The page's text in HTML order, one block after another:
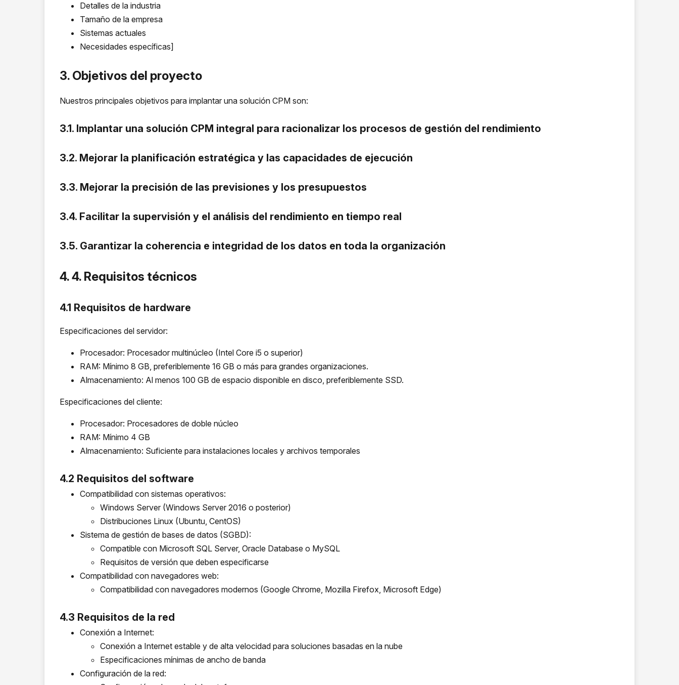
Detalles de la industria
Tamaño de la empresa
Sistemas actuales
Necesidades específicas]
3. Objetivos del proyecto
Nuestros principales objetivos para implantar una solución CPM son:
3.1. Implantar una solución CPM integral para racionalizar los procesos de gestión del rendimiento
3.2. Mejorar la planificación estratégica y las capacidades de ejecución
3.3. Mejorar la precisión de las previsiones y los presupuestos
3.4. Facilitar la supervisión y el análisis del rendimiento en tiempo real
3.5. Garantizar la coherencia e integridad de los datos en toda la organización
4. 4. Requisitos técnicos
4.1 Requisitos de hardware
Especificaciones del servidor:
Procesador: Procesador multinúcleo (Intel Core i5 o superior)
RAM: Mínimo 8 GB, preferiblemente 16 GB o más para grandes organizaciones.
Almacenamiento: Al menos 100 GB de espacio disponible en disco, preferiblemente SSD.
Especificaciones del cliente:
Procesador: Procesadores de doble núcleo
RAM: Mínimo 4 GB
Almacenamiento: Suficiente para instalaciones locales y archivos temporales
4.2 Requisitos del software
Compatibilidad con sistemas operativos:
Windows Server (Windows Server 2016 o posterior)
Distribuciones Linux (Ubuntu, CentOS)
Sistema de gestión de bases de datos (SGBD):
Compatible con Microsoft SQL Server, Oracle Database o MySQL
Requisitos de versión que deben especificarse
Compatibilidad con navegadores web:
Compatibilidad con navegadores modernos (Google Chrome, Mozilla Firefox, Microsoft Edge)
4.3 Requisitos de la red
Conexión a Internet:
Conexión a Internet estable y de alta velocidad para soluciones basadas en la nube
Especificaciones mínimas de ancho de banda
Configuración de la red: